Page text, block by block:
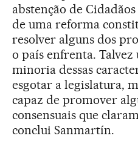
abstenção de
de uma reforma
resolver alguns dos
o país enfrenta. Talvez
minoria dessas
esgotar a legislatura,
capaz de promover
consensuais que
conclui Sanmartín.